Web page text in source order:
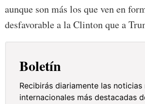
aunque son más los que ven en
desfavorable a la Clinton que a
Boletín
Recibirás diariamente las noticias
internacionales más destacadas